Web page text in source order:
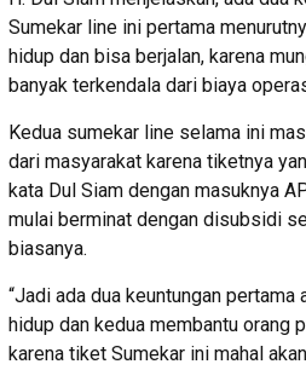
Sumekar line ini pertama
hidup dan bisa berjalan, karena
banyak terkendala dari biaya
Kedua sumekar line selama ini
dari masyarakat karena tiketnya
kata Dul Siam dengan masuknya
mulai berminat dengan disubsidi
biasanya.
“Jadi ada dua keuntungan pertama
hidup dan kedua membantu orang
karena tiket Sumekar ini mahal